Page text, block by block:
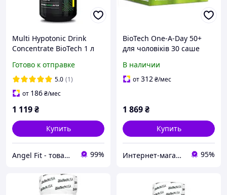
Multi Hypotonic Drink
Concentrate BioTech 1 л
Готово к отправке
5.0 (1)
от 186₴/мес
1 119₴
Купить
Angel Fit - товари для здоров'я, спорту та активного життя 99%
BioTech One-A-Day 50+
для чоловіків 30 саше
В наличии
от312₴/мес
1 869₴
Купить
Интернет-магазин крутых товаров КРУТО! 95%